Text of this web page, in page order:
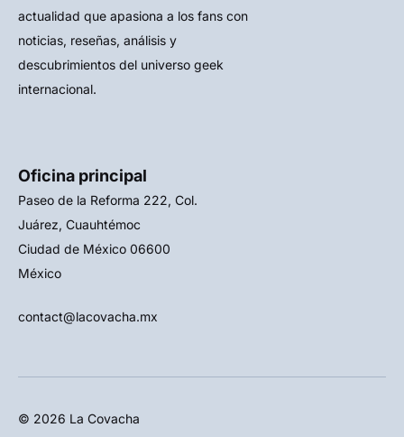
actualidad que apasiona a los fans con
noticias, reseñas, análisis y
descubrimientos del universo geek
internacional.
Oficina principal
Paseo de la Reforma 222, Col.
Juárez, Cuauhtémoc
Ciudad de México 06600
México
contact@lacovacha.mx
© 2026 La Covacha